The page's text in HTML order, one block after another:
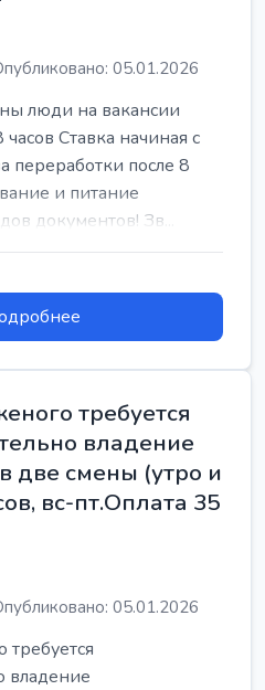
05.01.2026
люди на вакансии
Ставка начиная с
переработки после 8
и питание
документов! Зв...
требуется
владение
две смены (утро и
вс-пт.Оплата 35
05.01.2026
владение